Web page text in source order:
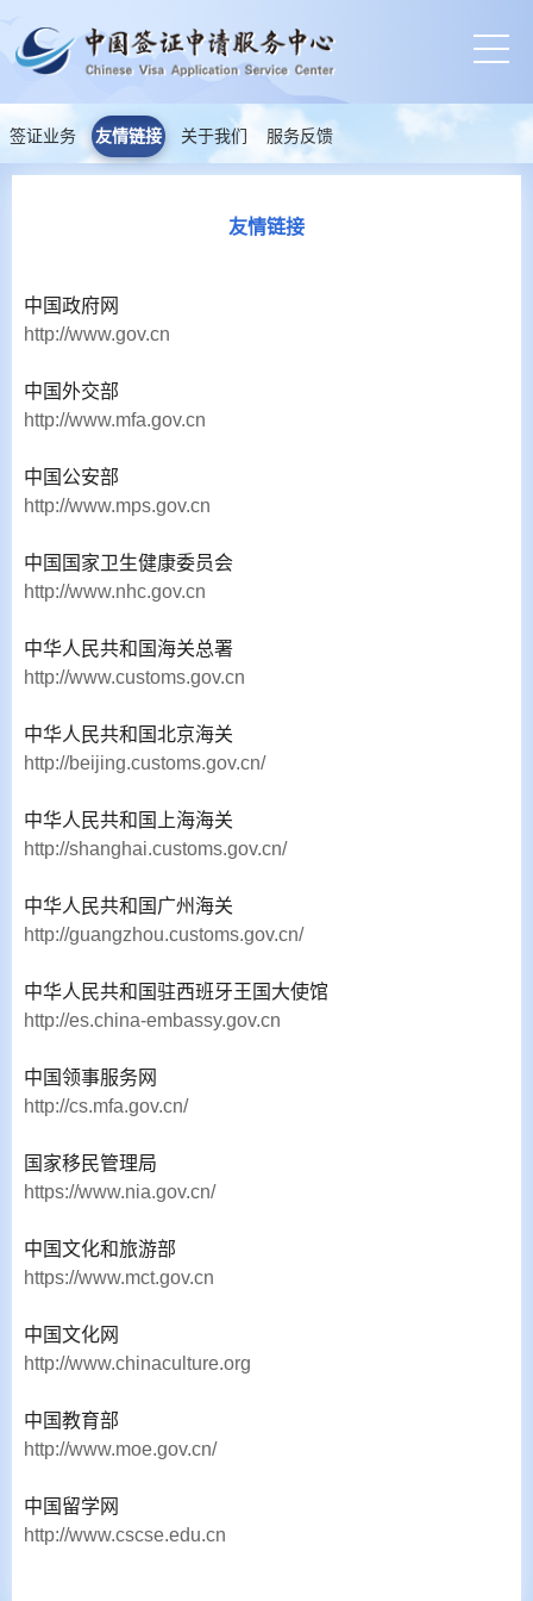
签证业务 友情链接 关于我们 服务反馈
友情链接
中国政府网
http://www.gov.cn
中国外交部
http://www.mfa.gov.cn
中国公安部
http://www.mps.gov.cn
中国国家卫生健康委员会
http://www.nhc.gov.cn
中华人民共和国海关总署
http://www.customs.gov.cn
中华人民共和国北京海关
http://beijing.customs.gov.cn/
中华人民共和国上海海关
http://shanghai.customs.gov.cn/
中华人民共和国广州海关
http://guangzhou.customs.gov.cn/
中华人民共和国驻西班牙王国大使馆
http://es.china-embassy.gov.cn
中国领事服务网
http://cs.mfa.gov.cn/
国家移民管理局
https://www.nia.gov.cn/
中国文化和旅游部
https://www.mct.gov.cn
中国文化网
http://www.chinaculture.org
中国教育部
http://www.moe.gov.cn/
中国留学网
http://www.cscse.edu.cn